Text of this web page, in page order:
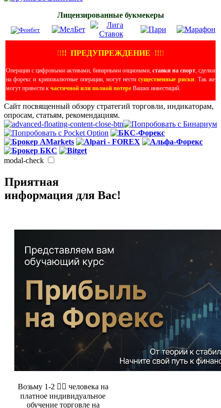
Лицензированные букмекеры
!!!! ПРЕДУПРЕЖДЕНИЕ !!!!
Операции с цифровыми активами, бинарными опционами, ставки на спорт, сделки
на форекс и криповалютные операции, могут нестисущественные риски. Так же
могут привести к частичной или полной потере Ваших инвестиций.
Сайт посвященный обзору стратегий торговли, индикаторам,
опросам, статьям, рекомендациям.
modal-check
Приятная
информация для Вас!
Возьму 1-2 🤵‍♂️ человека на
платное индивидуальное
обучение торговле на